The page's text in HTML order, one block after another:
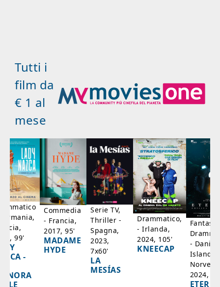
Tutti i
film da
€ 1 al
mese
99'
-
Commedia
- Francia,
2017, 95'
MADAME
HYDE
Serie TV,
Thriller -
Spagna,
2023,
7x60'
LA
MESÍAS
Drammatico,
- Irlanda,
2024, 105'
KNEECAP
-
Islanda,
2024,